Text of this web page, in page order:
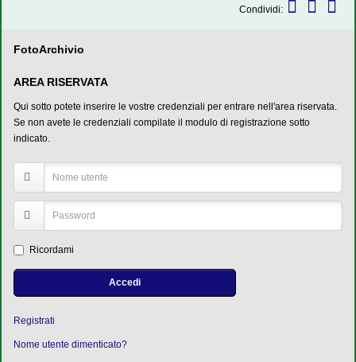
Condividi:
FotoArchivio
AREA RISERVATA
Qui sotto potete inserire le vostre credenziali per entrare nell'area riservata.
Se non avete le credenziali compilate il modulo di registrazione sotto
indicato.
Ricordami
Accedi
Registrati
Nome utente dimenticato?